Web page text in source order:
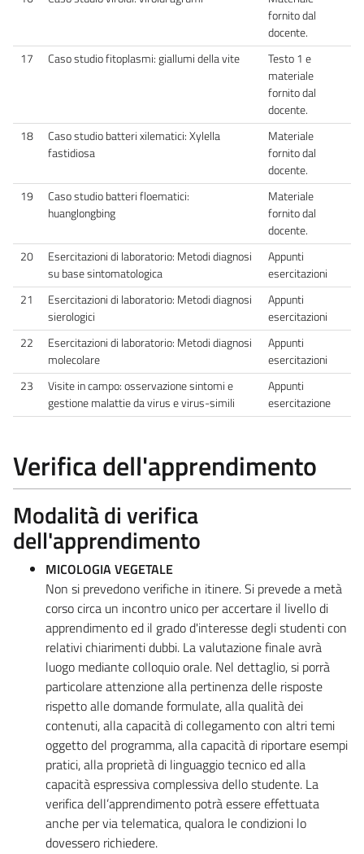
fornito dal
docente.
17
Caso studio fitoplasmi: giallumi della vite
Testo 1 e
materiale
fornito dal
docente.
18
Caso studio batteri xilematici: Xylella
fastidiosa
Materiale
fornito dal
docente.
19
Caso studio batteri floematici:
huanglongbing
Materiale
fornito dal
docente.
20
Esercitazioni di laboratorio: Metodi diagnosi
su base sintomatologica
Appunti
esercitazioni
21
Esercitazioni di laboratorio: Metodi diagnosi
sierologici
Appunti
esercitazioni
22
Esercitazioni di laboratorio: Metodi diagnosi
molecolare
Appunti
esercitazioni
23
Visite in campo: osservazione sintomi e
gestione malattie da virus e virus-simili
Appunti
esercitazione
Verifica dell'apprendimento
Modalità di verifica
dell'apprendimento
MICOLOGIA VEGETALE
Non si prevedono verifiche in itinere. Si prevede a metà
corso circa un incontro unico per accertare il livello di
apprendimento ed il grado d'interesse degli studenti con
relativi chiarimenti dubbi. La valutazione finale avrà
luogo mediante colloquio orale. Nel dettaglio, si porrà
particolare attenzione alla pertinenza delle risposte
rispetto alle domande formulate, alla qualità dei
contenuti, alla capacità di collegamento con altri temi
oggetto del programma, alla capacità di riportare esempi
pratici, alla proprietà di linguaggio tecnico ed alla
capacità espressiva complessiva dello studente. La
verifica dell’apprendimento potrà essere effettuata
anche per via telematica, qualora le condizioni lo
dovessero richiedere.